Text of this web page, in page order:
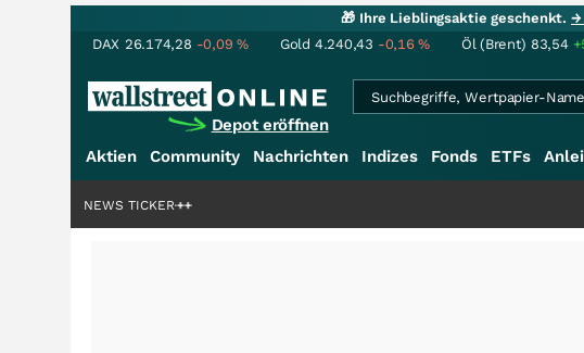
🎁 Ihre Lieblingsaktie geschenkt.→
DAX 26.174,28 -0,09% Gold 4.240,43 -0,16% Öl (Brent) 83,54
Depot eröffnen
Aktien Community Nachrichten Indizes Fonds ETFs
NEWS TICKER